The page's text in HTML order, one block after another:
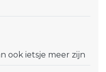
ook ietsje meer zijn